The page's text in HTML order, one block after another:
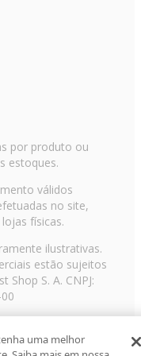
por produto ou
estoques.
válidos
no site,
físicas.
ilustrativas.
estão sujeitos
Shop S. A. CNPJ:
11 3003-3728 ©
uma melhor